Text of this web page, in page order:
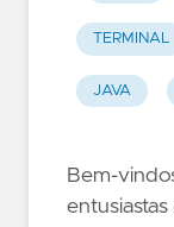
TERMINAL
JAVA
Bem-